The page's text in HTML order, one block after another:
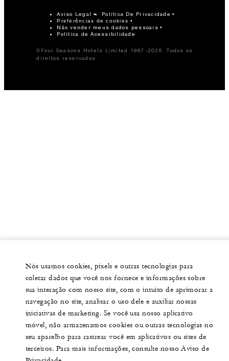
Aviso Legal Política De Privacidade
Preferências de cookies
Não vender meus dados pessoais
Política de Acessibilidade
©Four Seasons Hotels Limited 1997-2026. Todos os
direitos reservados.
Nós usamos cookies, pixels e outras tecnologias para
coletar dados que você nos fornece e informações sobre
sua interação com nosso site, com o intuito de aprimorar a
navegação no site, analisar o uso dele e auxiliar nossas
iniciativas de marketing. Se você usa nosso aplicativo
móvel, não armazenamos cookies ou outras tecnologias no
seu aparelho para rastrear você em aplicativos ou sites de
terceiros. Para mais informações, consulte nosso Aviso de